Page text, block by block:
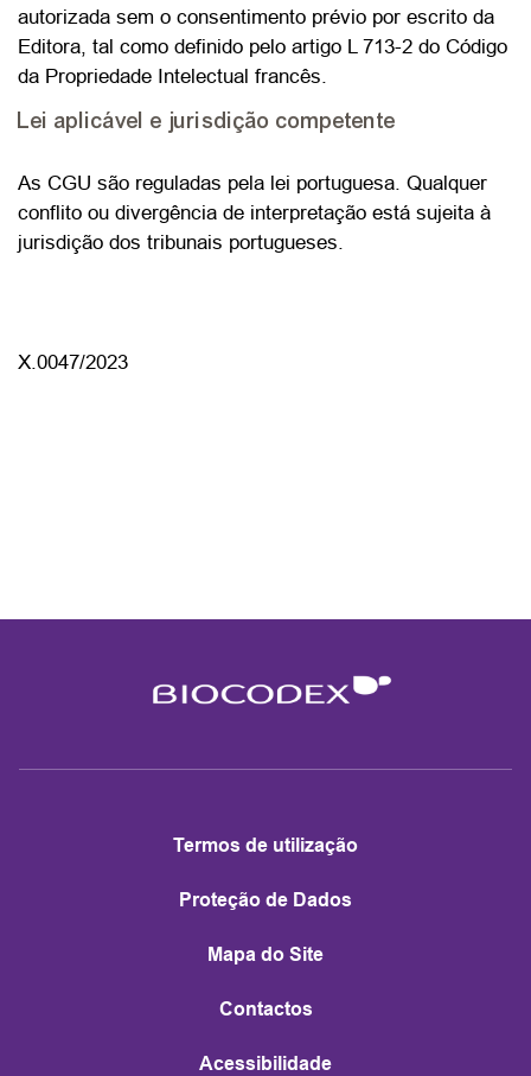
autorizada sem o consentimento prévio por escrito da
Editora, tal como definido pelo artigo L 713-2 do Código
da Propriedade Intelectual francês.
Lei aplicável e jurisdição competente
As CGU são reguladas pela lei portuguesa. Qualquer
conflito ou divergência de interpretação está sujeita à
jurisdição dos tribunais portugueses.
X.0047/2023
Termos de utilização
Proteção de Dados
Mapa do Site
Contactos
Acessibilidade